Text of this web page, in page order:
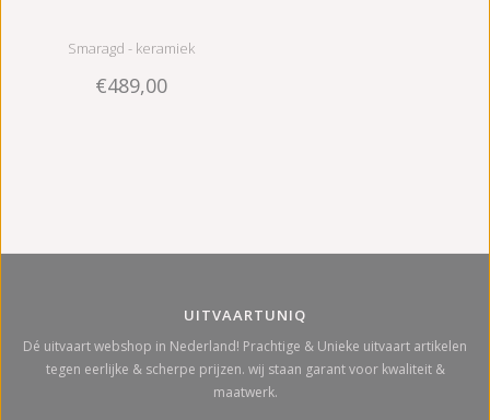
Smaragd - keramiek
€489,00
UITVAARTUNIQ
Dé uitvaart webshop in Nederland! Prachtige & Unieke uitvaart artikelen
tegen eerlijke & scherpe prijzen. wij staan garant voor kwaliteit &
maatwerk.